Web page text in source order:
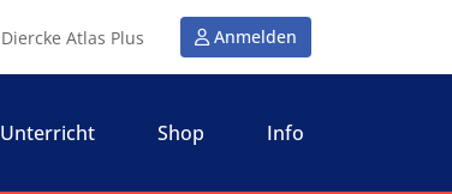
Diercke Atlas Plus Anmelden
Unterricht Shop Info